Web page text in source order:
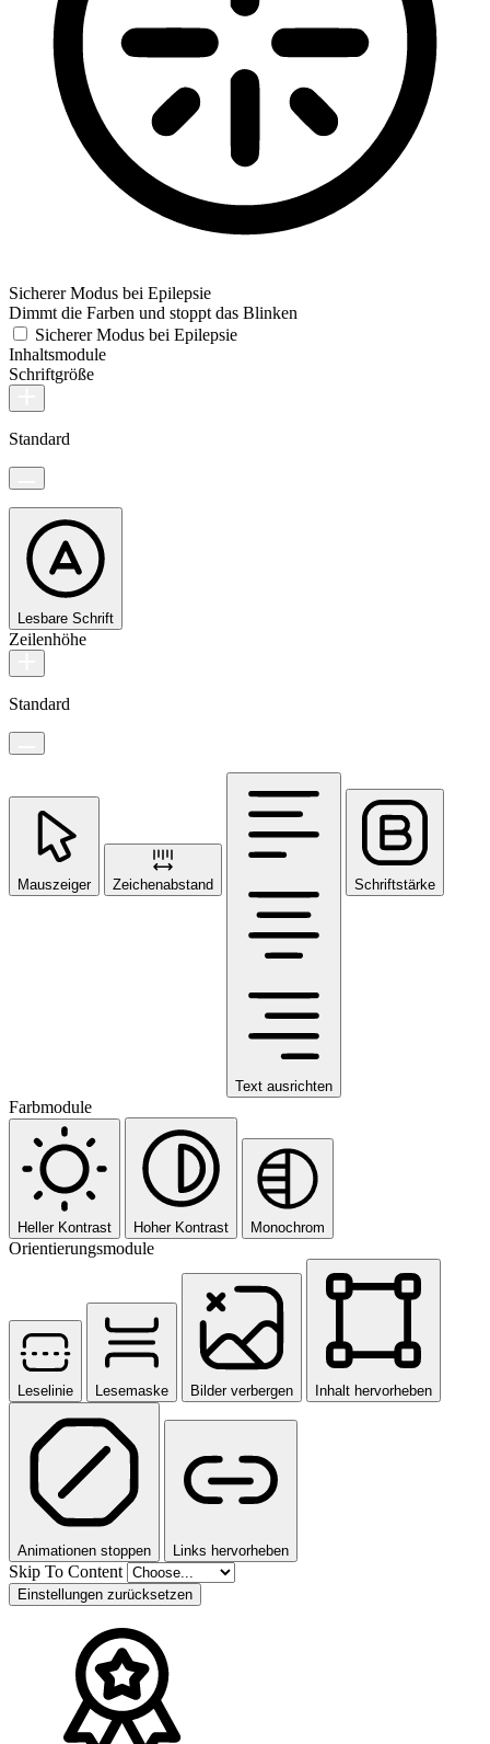
Sicherer Modus bei Epilepsie
Dimmt die Farben und stoppt das Blinken
Sicherer Modus bei Epilepsie
Inhaltsmodule
Schriftgröße
Standard
Lesbare Schrift
Zeilenhöhe
Standard
Mauszeiger Zeichenabstand
Text ausrichten
Schriftstärke
Farbmodule
Heller Kontrast Hoher Kontrast Monochrom
Orientierungsmodule
Leselinie Lesemaske Bilder verbergen Inhalt hervorheben
Animationen stoppen Links hervorheben
Skip To Content
Einstellungen zurücksetzen